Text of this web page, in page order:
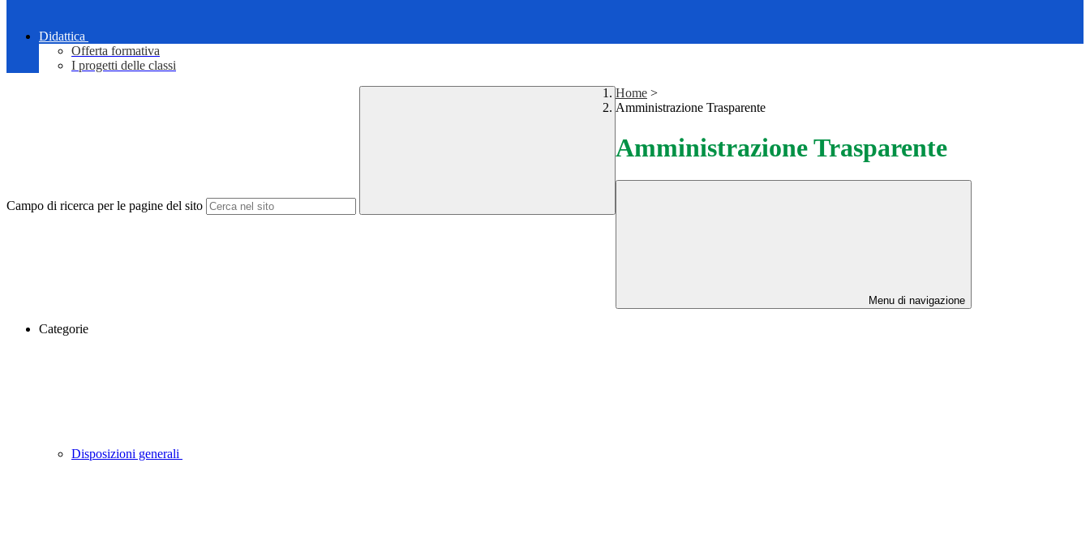
Didattica
Offerta formativa
I progetti delle classi
Campo di ricerca per le pagine del sito
Home >
Amministrazione Trasparente
Amministrazione Trasparente
Menu di navigazione
Categorie
Disposizioni generali